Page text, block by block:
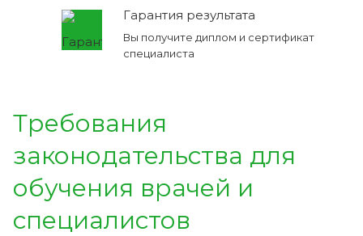
Гарантия результата
Вы получите диплом и сертификат
специалиста
Требования
законодательства для
обучения врачей и
специалистов